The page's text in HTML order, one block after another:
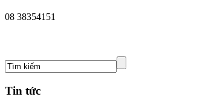
08 38354151
Tin tức